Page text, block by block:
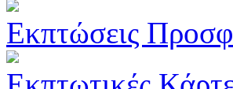
Εκπτώσεις